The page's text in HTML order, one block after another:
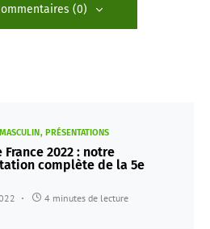
(0)
PRÉSENTATIONS
France 2022 : notre
complète de la 5e
4 minutes de lecture